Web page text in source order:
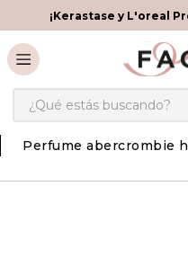
¡Kerastase y L'oreal
¿Qué estás buscando?
Perfume abercrombie